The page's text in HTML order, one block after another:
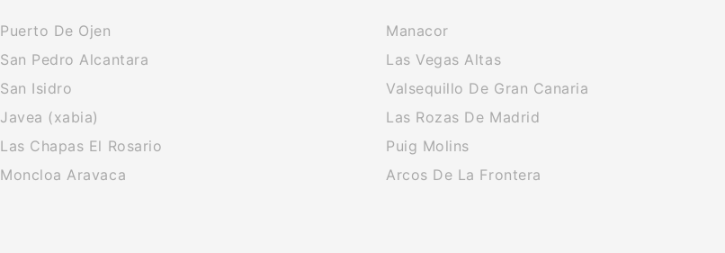
Puerto De Ojen
San Pedro Alcantara
San Isidro
Javea (xabia)
Las Chapas El Rosario
Moncloa Aravaca
Manacor
Las Vegas Altas
Valsequillo De Gran Canaria
Las Rozas De Madrid
Puig Molins
Arcos De La Frontera